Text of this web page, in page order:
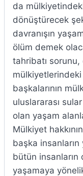
da
dönüştürecek
davranışın
ölüm demek
tahribatı sorunu,
mülkiyetlerindeki
başkalarının
uluslararası
olan yaşam
Mülkiyet
başka
bütün insanların
yaşamaya